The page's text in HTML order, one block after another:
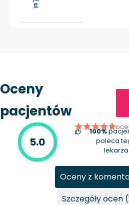
e
Oceny
pacjentów
5.0
(1
100%
poleca
lekarza
Oceny z
Szczegóły ocen